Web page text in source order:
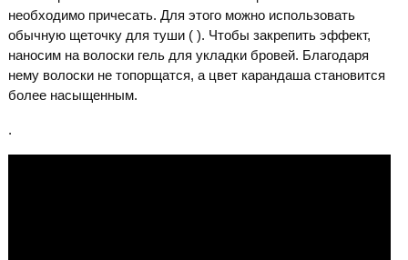
необходимо причесать. Для этого можно использовать
обычную щеточку для туши ( ). Чтобы закрепить эффект,
наносим на волоски гель для укладки бровей. Благодаря
нему волоски не топорщатся, а цвет карандаша становится
более насыщенным.
.